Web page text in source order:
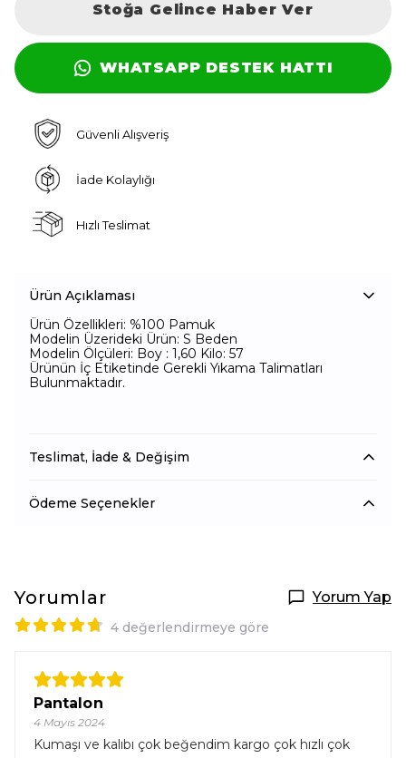
Stoğa Gelince Haber Ver
WHATSAPP DESTEK HATTI
Güvenli Alışveriş
İade Kolaylığı
Hızlı Teslimat
Ürün Açıklaması
Ürün Özellikleri: %100 Pamuk
Modelin Üzerideki Ürün: S Beden
Modelin Ölçüleri: Boy : 1,60 Kilo: 57
Ürünün İç Etiketinde Gerekli Yıkama Talimatları
Bulunmaktadır.
Teslimat, İade & Değişim
Ödeme Seçenekler
Yorumlar Yorum Yap
4 değerlendirmeye göre
Pantalon
4 Mayıs 2024
Kumaşı ve kalıbı çok beğendim kargo çok hızlı çok